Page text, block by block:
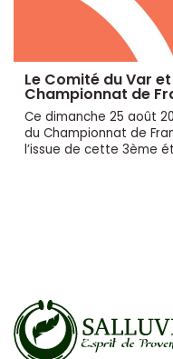
Le Comité du Var
Championnat de
Ce dimanche 25 août
du Championnat de
l’issue de cette 3ème